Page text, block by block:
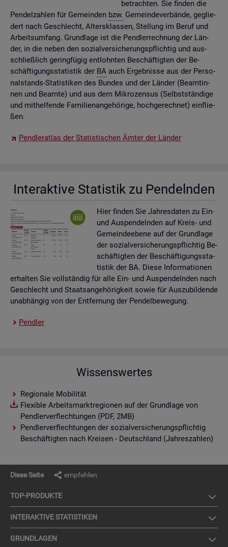
be­trach­ten. Sie fin­den die
Pen­del­zah­len für Ge­mein­den bzw. Ge­mein­de­ver­bän­de, ge­glie­
dert nach Ge­schlecht, Al­ters­klas­sen, Stel­lung im Beruf und
Ar­beits­um­fang. Grund­la­ge ist die Pend­ler­rech­nung der Län­
der, in die neben den so­zi­al­ver­si­che­rungs­pflich­tig und aus­
schlie­ß­lich ge­ring­fü­gig ent­lohn­ten Be­schäf­tig­ten der Be­
schäf­ti­gungs­sta­tis­tik der BA auch Er­geb­nis­se aus der Per­so­
nal­stands-Sta­tis­ti­ken des Bun­des und der Län­der (Be­am­tin­
nen und Be­am­te) und aus dem Mi­kro­zen­sus (Selbst­stän­di­ge
und mit­hel­fen­de Fa­mi­li­en­an­ge­hö­ri­ge, hoch­ge­rech­net) ein­flie­
ßen.
Pend­ler­at­las der Sta­tis­ti­schen Ämter der Län­der
In­ter­ak­ti­ve Sta­tis­tik zu Pen­deln­den
Hier fin­den Sie Jah­res­da­ten zu Ein-
und Aus­pen­deln­den auf Kreis- und
Ge­mein­de­ebe­ne auf der Grund­la­ge
der so­zi­al­ver­si­che­rungs­pflich­tig Be­
schäf­tig­ten der Be­schäf­ti­gungs­sta­
tis­tik der BA. Diese In­for­ma­tio­nen
er­hal­ten Sie voll­stän­dig für alle Ein- und Aus­pen­deln­den nach
Ge­schlecht und Staats­an­ge­hö­rig­keit sowie für Aus­zu­bil­den­de
un­ab­hän­gig von der Ent­fer­nung der Pen­del­be­we­gung.
Pend­ler
Wissenswertes
Regionale Mobilität
Flexible Arbeitsmarktregionen auf der Grundlage von
Pendlerverflechtungen (PDF, 2MB)
Pendlerverflechtungen der sozialversicherungspflichtig
Beschäftigten nach Kreisen - Deutschland (Jahreszahlen)
Diese Seite empfehlen
TOP-PRO­DUK­TE
IN­TER­AK­TI­VE STA­TIS­TI­KEN
GRUND­LA­GEN